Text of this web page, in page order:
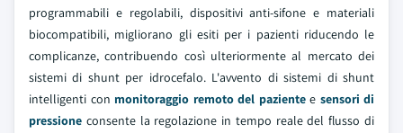
programmabili e regolabili, dispositivi anti-sifone e materiali
biocompatibili, migliorano gli esiti per i pazienti riducendo le
complicanze, contribuendo così ulteriormente al mercato dei
sistemi di shunt per idrocefalo. L'avvento di sistemi di shunt
intelligenti con monitoraggio remoto del pazientee sensori di
pressione consente la regolazione in tempo reale del flusso di